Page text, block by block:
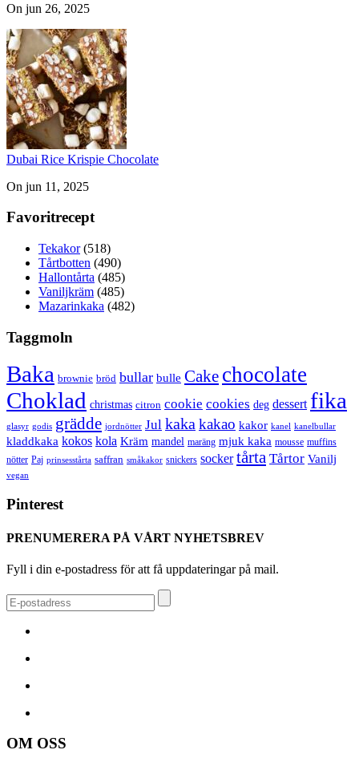
On jun 26, 2025
Dubai Rice Krispie Chocolate
On jun 11, 2025
Favoritrecept
Tekakor(518)
Tårtbotten (490)
Hallontårta (485)
Vaniljkräm (485)
Mazarinkaka (482)
Taggmoln
Baka brownie bröd bullar bulle Cake chocolate
Choklad christmas citron cookie cookies deg dessert fika
glasyr godis grädde jordnötter Jul kaka kakao kakor kanel kanelbullar
kladdkaka kokos kola Kräm mandel maräng mjuk kaka mousse muffins
nötter Paj prinsesstårta saffran småkakor snickers socker tårta Tårtor Vanilj
vegan
Pinterest
PRENUMERERA PÅ VÅRT NYHETSBREV
Fyll i din e-postadress för att få uppdateringar på mail.
OM OSS